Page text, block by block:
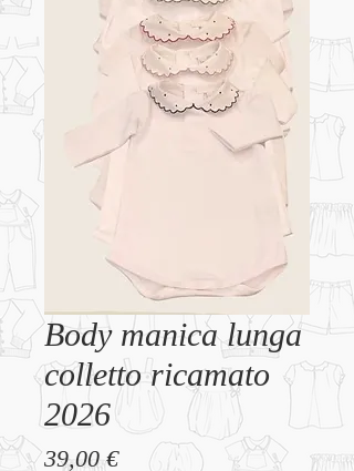
Body manica lunga
colletto ricamato
2026
39,00 €Prezzo